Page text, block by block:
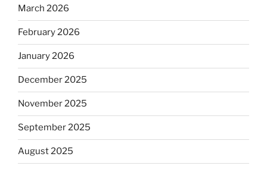
March 2026
February 2026
January 2026
December 2025
November 2025
September 2025
August 2025